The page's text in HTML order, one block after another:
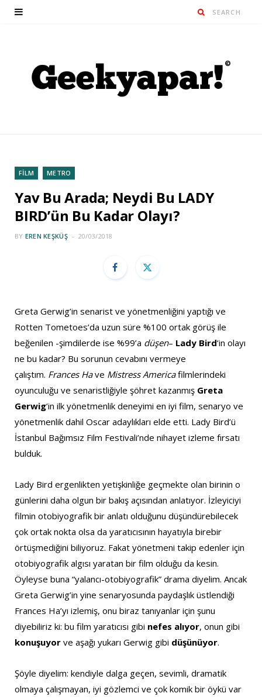
FİLM METRO
Yav Bu Arada; Neydi Bu LADY
BIRD’ün Bu Kadar Olayı?
BY EREN KEŞKÜŞ 20/03/2018
Greta Gerwig’in senarist ve yönetmenliğini yaptığı ve
Rotten Tometoes’da uzun süre %100 ortak görüş ile
beğenilen -şimdilerde ise %99’a düşen– Lady Bird‘in olayı
ne bu kadar? Bu sorunun cevabını vermeye
çalıştım. Frances Have Mistress Americafilmlerindeki
oyunculuğu ve senaristliğiyle şöhret kazanmış Greta
Gerwig‘in ilk yönetmenlik deneyimi en iyi film, senaryo ve
yönetmenlik dahil Oscar adaylıkları elde etti. Lady Bird’ü
İstanbul Bağımsız Film Festivali’nde nihayet izleme fırsatı
bulduk.
Lady Bird ergenlikten yetişkinliğe geçmekte olan birinin o
günlerini daha olgun bir bakış açısından anlatıyor. İzleyiciyi
filmin otobiyografik bir anlatı olduğunu düşündürebilecek
çok ortak nokta olsa da yaratıcısının hayatıyla birebir
örtüşmediğini biliyoruz. Fakat yönetmeni takip edenler için
otobiyografik algısı yaratan bir film olduğu da kesin.
Öyleyse buna “yalancı-otobiyografik” drama diyelim. Ancak
Greta Gerwig’in yine senaryosunda paydaşlık üstlendiği
Frances Ha’yı izlemiş, onu biraz tanıyanlar için şunu
diyebiliriz ki: bu film yaratıcısı gibi nefes alıyor, onun gibi
konuşuyor ve aşağı yukarı Gerwig gibi düşünüyor.
Şöyle diyelim: kendiyle dalga geçen, sevimli, dramatik
olmaya çalışmayan, iyi gözlemci ve çok komik bir öykü var